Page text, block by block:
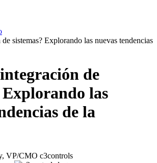
sistemas? Explorando las nuevas tendencias
de
Explorando las
de la
VP/CMO c3controls